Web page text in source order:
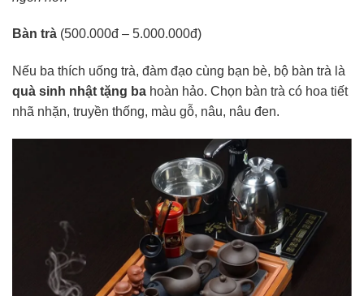
Bàn trà (500.000đ – 5.000.000đ)
Nếu ba thích uống trà, đàm đạo cùng bạn bè, bộ bàn trà là
quà sinh nhật tặng ba hoàn hảo. Chọn bàn trà có hoa tiết
nhã nhặn, truyền thống, màu gỗ, nâu, nâu đen.